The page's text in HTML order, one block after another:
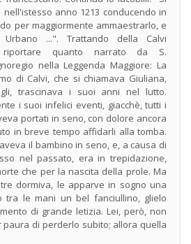
nell'istesso anno 1213 conducendo in
per maggiormente ammaestrarlo, e
...". Trattando della Calvi
riportare quanto narrato da S.
nella Leggenda Maggiore: La
di Calvi, che si chiamava Giuliana,
trascinava i suoi anni nel lutto.
i suoi infelici eventi, giacchè, tutti i
portati in seno, con dolore ancora
in breve tempo affidarli alla tomba.
il bambino in seno, e, a causa di
nel passato, era in trepidazione,
che per la nascita della prole. Ma
dormiva, le apparve in sogno una
tra le mani un bel fanciullino, glielo
di grande letizia. Lei, però, non
di perderlo subito; allora quella